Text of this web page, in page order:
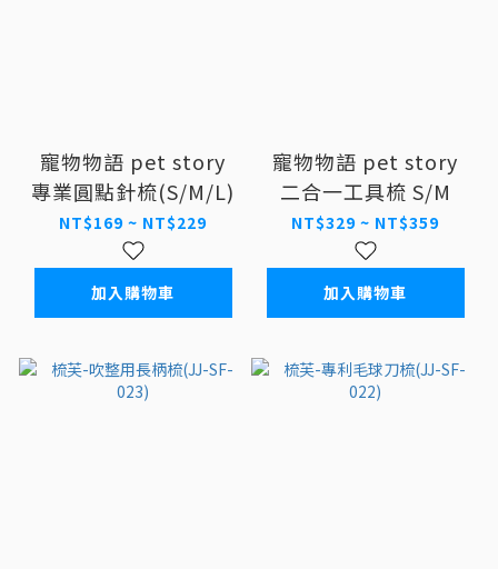
寵物物語 pet story
專業圓點針梳(S/M/L)
NT$169 ~ NT$229
加入購物車
寵物物語 pet story
二合一工具梳 S/M
NT$329 ~ NT$359
加入購物車